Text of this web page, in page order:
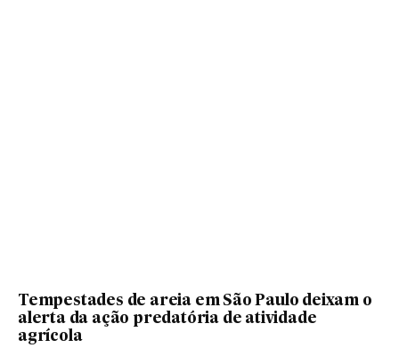
Tempestades de areia em São Paulo deixam o
alerta da ação predatória de atividade
agrícola